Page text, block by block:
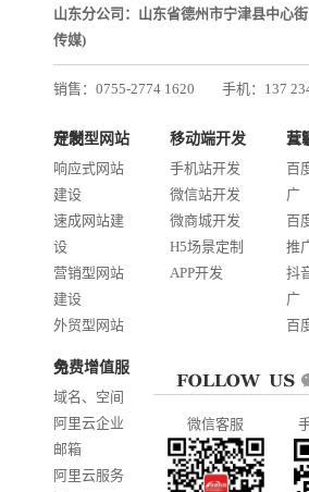
山东分公司：山东省德州市宁津县中心
传媒)
销售：0755-2774 1620
手机：137
邮箱：services@jiasuweb.com
定制型网站开发
响应式网站
建设
速成网站建
设
营销型网站
建设
外贸型网站
商城网站开
发
门户信息平
台开发
移动端开发
手机站开发
微信站开发
微商城开发
H5场景定制
APP开发
互联网整
百
广
百
推
抖
广
百
AI
免费增值服务
域名、空间
阿里云企业
邮箱
阿里云服务
微信客服